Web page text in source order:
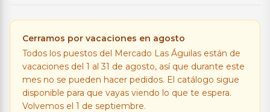
Cerramos por vacaciones en agosto
Todos los puestos del Mercado Las Águilas están de
vacaciones del 1 al 31 de agosto, así que durante este
mes no se pueden hacer pedidos. El catálogo sigue
disponible para que vayas viendo lo que te espera.
Volvemos el 1 de septiembre.